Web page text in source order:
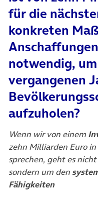
für die
konkreten
notwendig,
vergangenen
aufzuholen?
Wenn wir von einem
zehn Milliarden Euro
sprechen, geht es
sondern um den
Fähigkeiten